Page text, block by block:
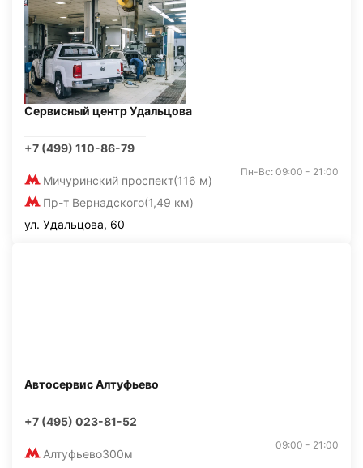
Сервисный центр Удальцова
+7 (499) 110-86-79
Мичуринский проспект(116 м)
Пр-т Вернадского(1,49 км)
Пн-Вс: 09:00 - 21:00
ул. Удальцова, 60
Автосервис Алтуфьево
+7 (495) 023-81-52
Алтуфьево300м
09:00 - 21:00